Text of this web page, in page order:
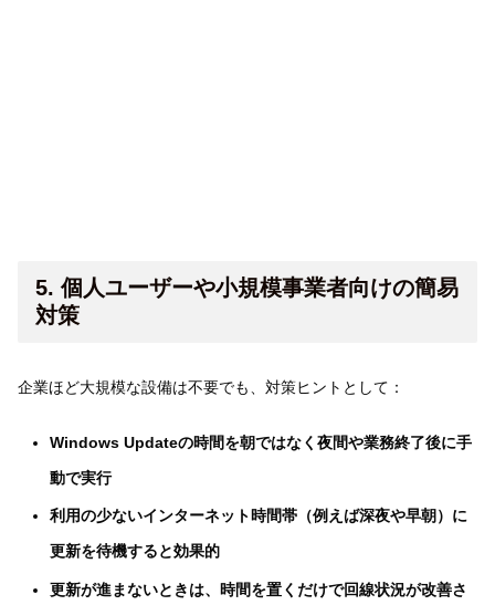
5. 個人ユーザーや小規模事業者向けの簡易
対策
企業ほど大規模な設備は不要でも、対策ヒントとして：
Windows Updateの時間を朝ではなく夜間や業務終了後に手
動で実行
利用の少ないインターネット時間帯（例えば深夜や早朝）に
更新を待機すると効果的
更新が進まないときは、時間を置くだけで回線状況が改善さ